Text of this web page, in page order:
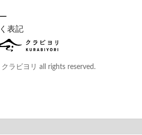
表記
ラビヨリ all rights reserved.